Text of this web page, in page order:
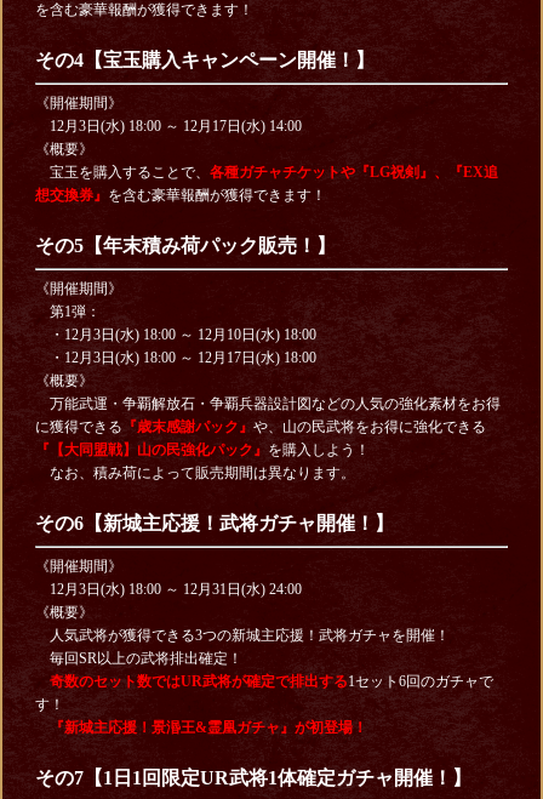
を含む豪華報酬が獲得できます！
その4【宝玉購入キャンペーン開催！】
《開催期間》
12月3日(水) 18:00 ～ 12月17日(水) 14:00
《概要》
宝玉を購入することで、 各種ガチャチケットや『LG祝剣』、『EX追
想交換券』 を含む豪華報酬が獲得できます！
その5【年末積み荷パック販売！】
《開催期間》
第1弾：
・12月3日(水) 18:00 ～ 12月10日(水) 18:00
・12月3日(水) 18:00 ～ 12月17日(水) 18:00
《概要》
万能武運・争覇解放石・争覇兵器設計図などの人気の強化素材をお得
に獲得できる 『歳末感謝パック』 や、山の民武将をお得に強化できる
『【大同盟戦】山の民強化パック』 を購入しよう！
なお、積み荷によって販売期間は異なります。
その6【新城主応援！武将ガチャ開催！】
《開催期間》
12月3日(水) 18:00 ～ 12月31日(水) 24:00
《概要》
人気武将が獲得できる3つの新城主応援！武将ガチャを開催！
毎回SR以上の武将排出確定！
奇数のセット数ではUR武将が確定で排出する1セット6回のガチャで
す！
『新城主応援！景湣王&霊凰ガチャ』が初登場！
その7【1日1回限定UR武将1体確定ガチャ開催！】